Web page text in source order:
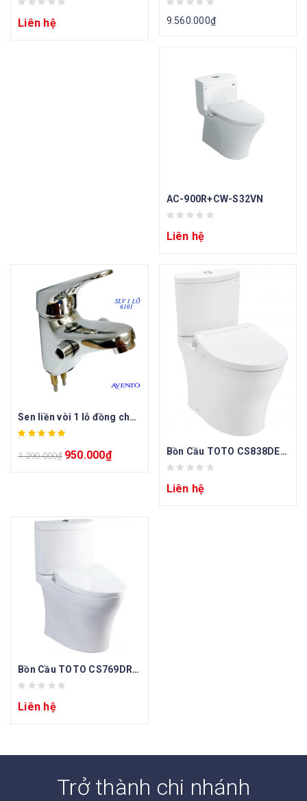
Liên hệ 9.560.000₫
AC-900R+CW-S32VN
Liên hệ
Sen liền vòi 1 lỗ đồng chuẩn
1.290.000₫ 950.000₫ Bồn Cầu TOTO CS838DE2 Hai Khối Nắp Cơ
Liên hệ
Bồn Cầu TOTO CS769DRE2 (CS769DE2) Hai Khối Nắp Cơ
Liên hệ
Trở thành chi nhánh